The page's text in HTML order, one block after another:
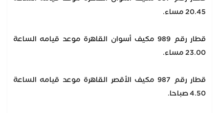
20.45 مساء.
قطار رقم 989 مكيف أسوان القاهرة موعد قيامه الساعة
23.00 مساء.
قطار رقم 987 مكيف الأقصر القاهرة موعد قيامه الساعة
4.50 صباحا.